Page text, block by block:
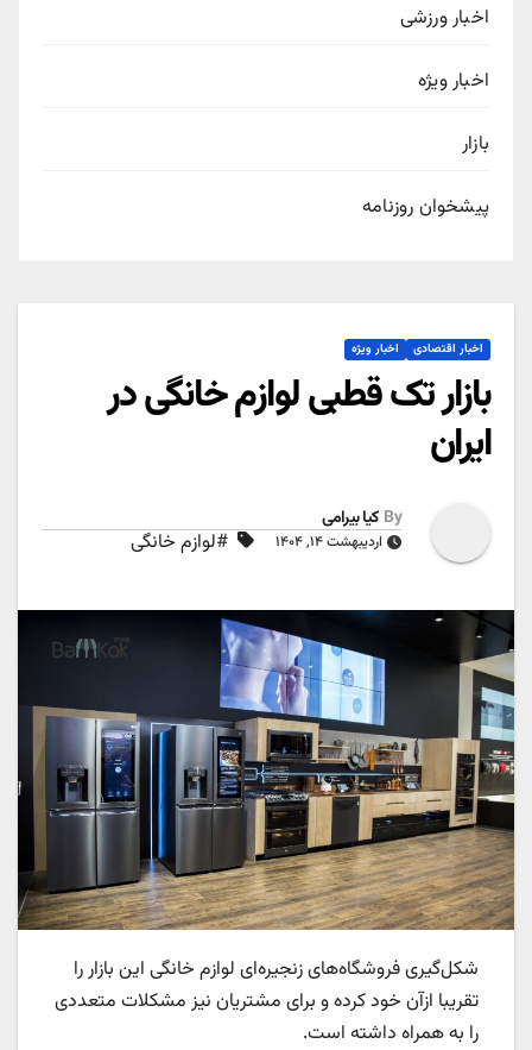
اخبار ورزشی
اخبار ویژه
بازار
پیشخوان روزنامه
اخبار اقتصادی اخبار ویژه
بازار تک قطبی لوازم خانگی در
ایران
By کیا بیرامی
اردیبهشت ۱۴, ۱۴۰۴ #لوازم خانگی
شکل‌گیری فروشگاه‌های زنجیره‌ای لوازم خانگی این بازار را
تقریبا ازآن خود کرده و برای مشتریان نیز مشکلات متعددی
را به همراه داشته است.